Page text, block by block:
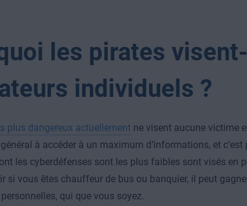
les pirates
individuels ?
plus dangereux actuellementne visent aucune victime
à accéder à un maximum d’informations, et c’est
les cyberdéfenses sont les plus faibles sont visés en
si vous êtes chauffeur de bus ou banquier, il peut
qui que vous soyez.